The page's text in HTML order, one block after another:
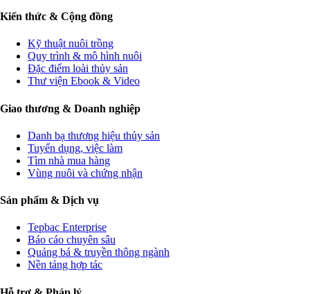
Kiến thức & Cộng đồng
Kỹ thuật nuôi trồng
Quy trình & mô hình nuôi
Đặc điểm loài thủy sản
Thư viện Ebook & Video
Giao thương & Doanh nghiệp
Danh bạ thương hiệu thủy sản
Tuyển dụng, việc làm
Tìm nhà mua hàng
Vùng nuôi và chứng nhận
Sản phẩm & Dịch vụ
Tepbac Enterprise
Báo cáo chuyên sâu
Quảng bá & truyền thông ngành
Nền tảng hợp tác